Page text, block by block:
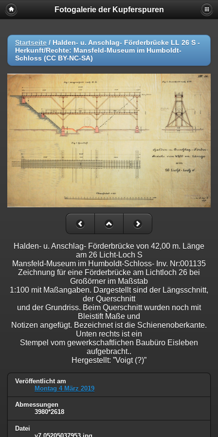
Fotogalerie der Kupferspuren
Startseite / Halden- u. Anschlag- Förderbrücke LL 26 S -
Herkunft/Rechte: Mansfeld-Museum im Humboldt-
Schloss (CC BY-NC-SA)
Halden- u. Anschlag- Förderbrücke von 42,00 m. Länge
am 26 Licht-Loch S
Mansfeld-Museum im Humboldt-Schloss- Inv. Nr:001135
Zeichnung für eine Förderbrücke am Lichtloch 26 bei
Großörner im Maßstab
1:100 mit Maßangaben. Dargestellt sind der Längsschnitt,
der Querschnitt
und der Grundriss. Beim Querschnitt wurden noch mit
Bleistift Maße und
Notizen angefügt. Bezeichnet ist die Schienenoberkante.
Unten rechts ist ein
Stempel vom gewerkschaftlichen Baubüro Eisleben
aufgebracht..
Hergestellt: ”Voigt (?)”
Veröffentlicht am
Montag 4 März 2019
Abmessungen
3980*2618
Datei